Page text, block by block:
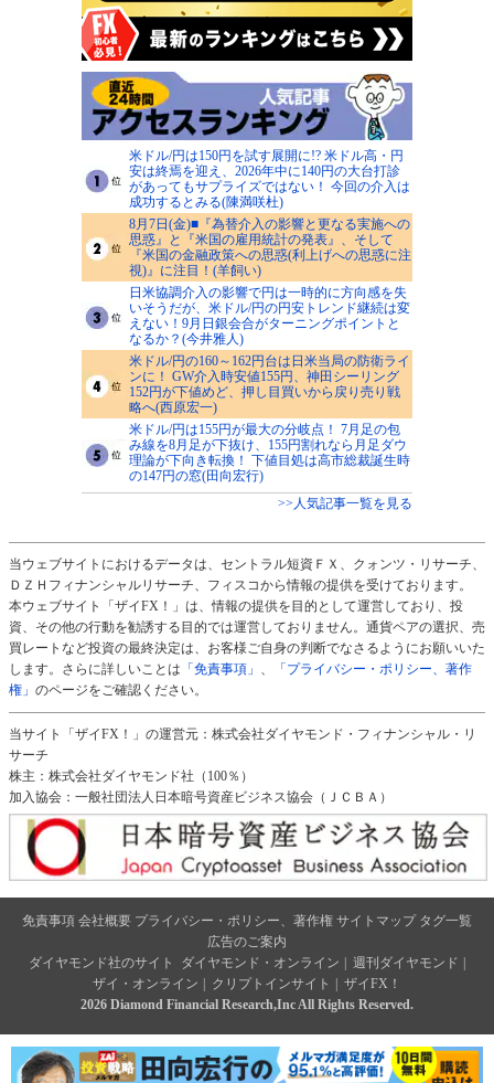
米ドル/円は150円を試す展開に!? 米ドル高・円
安は終焉を迎え、2026年中に140円の大台打診
があってもサプライズではない！ 今回の介入は
成功するとみる(陳満咲杜)
8月7日(金)■『為替介入の影響と更なる実施への
思惑』と『米国の雇用統計の発表』、そして
『米国の金融政策への思惑(利上げへの思惑に注
視)』に注目！(羊飼い)
日米協調介入の影響で円は一時的に方向感を失
いそうだが、米ドル/円の円安トレンド継続は変
えない！9月日銀会合がターニングポイントと
なるか？(今井雅人)
米ドル/円の160～162円台は日米当局の防衛ライ
ンに！ GW介入時安値155円、神田シーリング
152円が下値めど、押し目買いから戻り売り戦
略へ(西原宏一)
米ドル/円は155円が最大の分岐点！ 7月足の包
み線を8月足が下抜け、155円割れなら月足ダウ
理論が下向き転換！ 下値目処は高市総裁誕生時
の147円の窓(田向宏行)
>>人気記事一覧を見る
当ウェブサイトにおけるデータは、セントラル短資ＦＸ、クォンツ・リサーチ、
ＤＺＨフィナンシャルリサーチ、フィスコから情報の提供を受けております。
本ウェブサイト「ザイFX！」は、情報の提供を目的として運営しており、投
資、その他の行動を勧誘する目的では運営しておりません。通貨ペアの選択、売
買レートなど投資の最終決定は、お客様ご自身の判断でなさるようにお願いいた
します。さらに詳しいことは 「免責事項」 、
「プライバシー・ポリシー、著作
権」 のページをご確認ください。
当サイト「ザイFX！」の運営元：株式会社ダイヤモンド・フィナンシャル・リ
サーチ
株主：株式会社ダイヤモンド社（100％）
加入協会：一般社団法人日本暗号資産ビジネス協会（ＪＣＢＡ）
免責事項 会社概要 プライバシー・ポリシー、著作権 サイトマップ タグ一覧
広告のご案内
ダイヤモンド社のサイト
ダイヤモンド・オンライン 週刊ダイヤモンド
ザイ・オンライン
クリプトインサイト
ザイFX！
2026 Diamond Financial Research,Inc All Rights Reserved.